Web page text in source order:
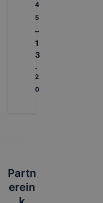
4
5
–
1
3
.
2
0
Partn
erein